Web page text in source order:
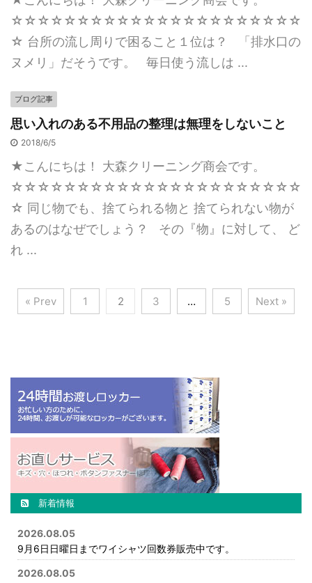
☆☆☆☆☆☆☆☆☆☆☆☆☆☆☆☆☆☆☆☆☆☆
☆ 台所の流し周りで困ること１位は？ 「排水口の
ヌメリ」だそうです。 毎日使う流しは ...
ブログ記事
思い入れのある不用品の整理は無理をしないこと
2018/6/5
★こんにちは！ 大森クリーニング商会です。
☆☆☆☆☆☆☆☆☆☆☆☆☆☆☆☆☆☆☆☆☆☆
☆ 同じ物でも、捨てられる物と 捨てられない物が
あるのはなぜでしょう？ その『物』に対して、 ど
れ ...
« Prev 1 2 3 … 5 Next »
新着情報
2026.08.05
9月6日日曜日までワイシャツ回数券販売中です。
2026.08.05